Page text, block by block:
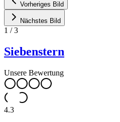
Vorheriges Bild
Nächstes Bild
1 /3
Siebenstern
Unsere Bewertung
4.3